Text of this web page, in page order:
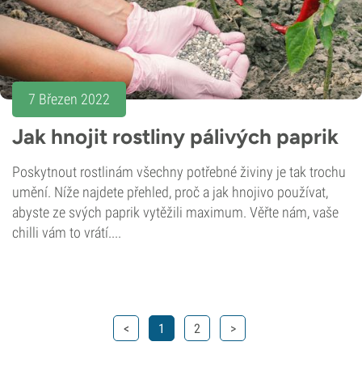
7 Březen 2022
Jak hnojit rostliny pálivých paprik
Poskytnout rostlinám všechny potřebné živiny je tak trochu
umění. Níže najdete přehled, proč a jak hnojivo používat,
abyste ze svých paprik vytěžili maximum. Věřte nám, vaše
chilli vám to vrátí....
< 1 2 >